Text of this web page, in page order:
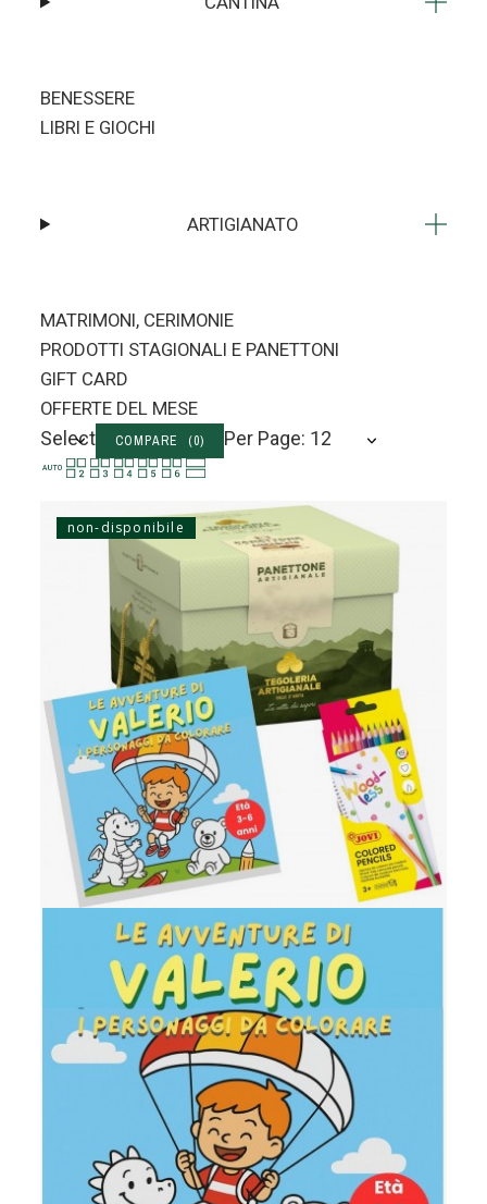
BENESSERE
LIBRI E GIOCHI
ARTIGIANATO
MATRIMONI, CERIMONIE
PRODOTTI STAGIONALI E PANETTONI
GIFT CARD
OFFERTE DEL MESE
Select COMPARE (0) Per Page: 12
non-disponibile